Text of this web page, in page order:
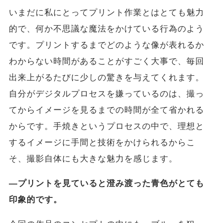
いまだに私にとってプリント作業とはとても魅力
的で、何か不思議な魔法をかけている行為のよう
です。プリントするまでどのような像が表れるか
わからない時間があることがすごく大事で、毎回
出来上がるたびに少しの驚きを与えてくれます。
自分がデジタルプロセスを嫌っているのは、撮っ
てからイメージを見るまでの時間が全て省かれる
からです。手焼きというプロセスの中で、理想と
するイメージに手間と技術をかけられるからこ
そ、撮影自体にも大きな魅力を感じます。
―プリントを見ていると澄み渡った青色がとても
印象的です。